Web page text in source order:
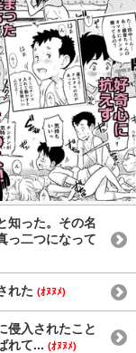
知った。その名
っ二つになって
れた (ｵﾇﾇﾒ)
侵入されたこと
れて... (ｵﾇﾇﾒ)